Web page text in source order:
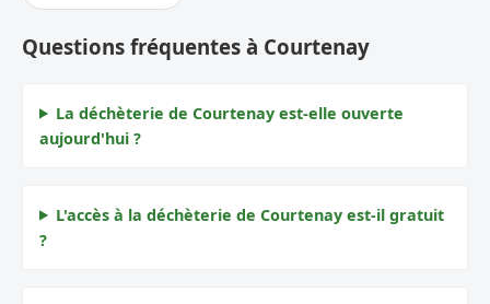
Questions fréquentes à Courtenay
La déchèterie de Courtenay est-elle ouverte
aujourd'hui ?
L'accès à la déchèterie de Courtenay est-il gratuit
?